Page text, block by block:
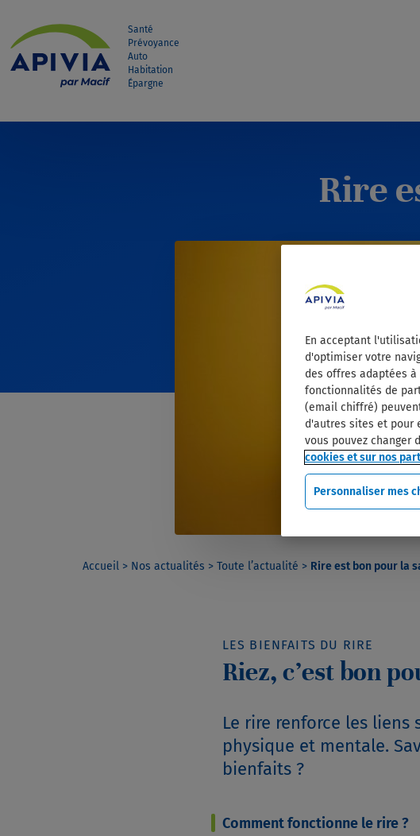
Santé
Prévoyance
Auto
Habitation
Épargne
Rire
Accueil > Nos actualités >Toute l’actualité > Rire est bon pour la
LES BIENFAITS DU RIRE
Riez, c’est bon
Le rire renforce les
physique et mentale.
bienfaits ?
Comment fonctionne le rire ?
En acceptant
d'optimiser votre
des offres adaptées
fonctionnalités de
(email chiffré)
d'autres sites et pour
vous pouvez changer
cookies et sur nos
Personnaliser mes